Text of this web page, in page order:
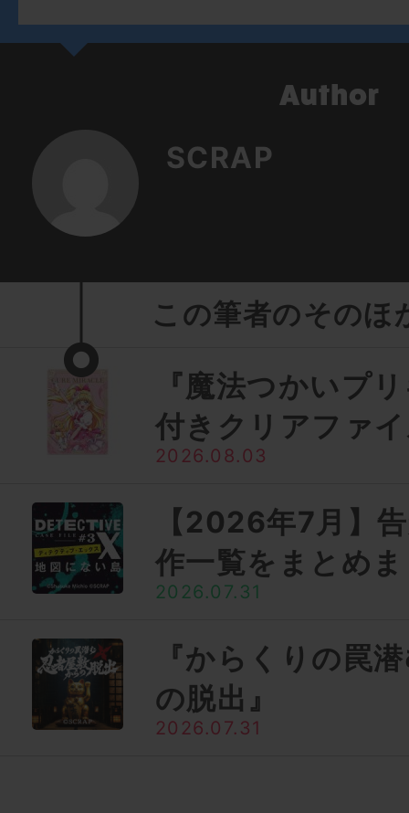
SCRAP
この筆者のそのほ
『魔法つかいプ
付きクリアファ
2026.08.03
【2026年7月】
作一覧をまとめ
2026.07.31
『からくりの罠
の脱出』
2026.07.31